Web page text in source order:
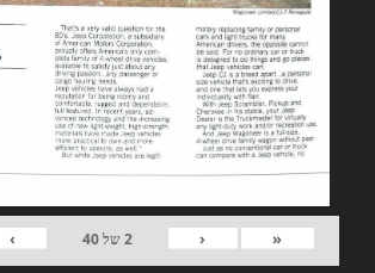
«
‹
2של40
›